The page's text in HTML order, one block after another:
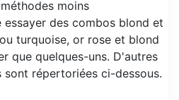
moins
des combos blond et
turquoise, or rose et blond
que quelques-uns. D'autres
sont répertoriées ci-dessous.